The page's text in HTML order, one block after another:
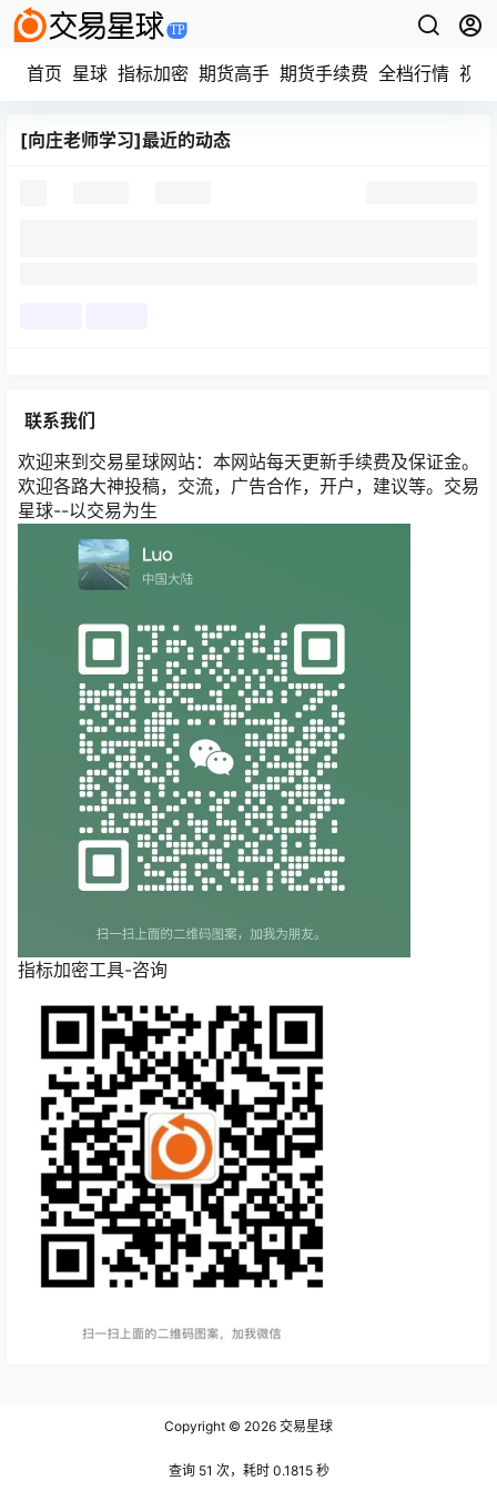
首页 星球 指标加密 期货高手 期货手续费 全档行情 视频
[向庄老师学习]最近的动态
联系我们
欢迎来到交易星球网站：本网站每天更新手续费及保证金。
欢迎各路大神投稿，交流，广告合作，开户，建议等。交易
星球--以交易为生
指标加密工具-咨询
Copyright © 2026 交易星球
查询 51 次，耗时 0.1815 秒